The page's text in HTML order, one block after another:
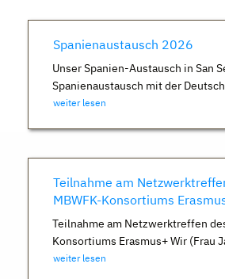
Spanienaustausch 2026
Unser Spanien-Austausch in San
Spanienaustausch mit der
weiter lesen
Teilnahme am
MBWFK-Konsortiums
Teilnahme am Netzwerktreffen
Konsortiums Erasmus+ Wir (Frau
weiter lesen